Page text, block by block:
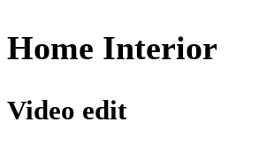
Home Interior
Video edit